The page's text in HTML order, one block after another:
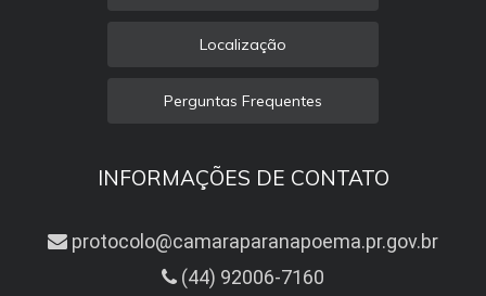
Localização
Perguntas Frequentes
INFORMAÇÕES DE CONTATO
protocolo@camaraparanapoema.pr.gov.br
(44) 92006-7160